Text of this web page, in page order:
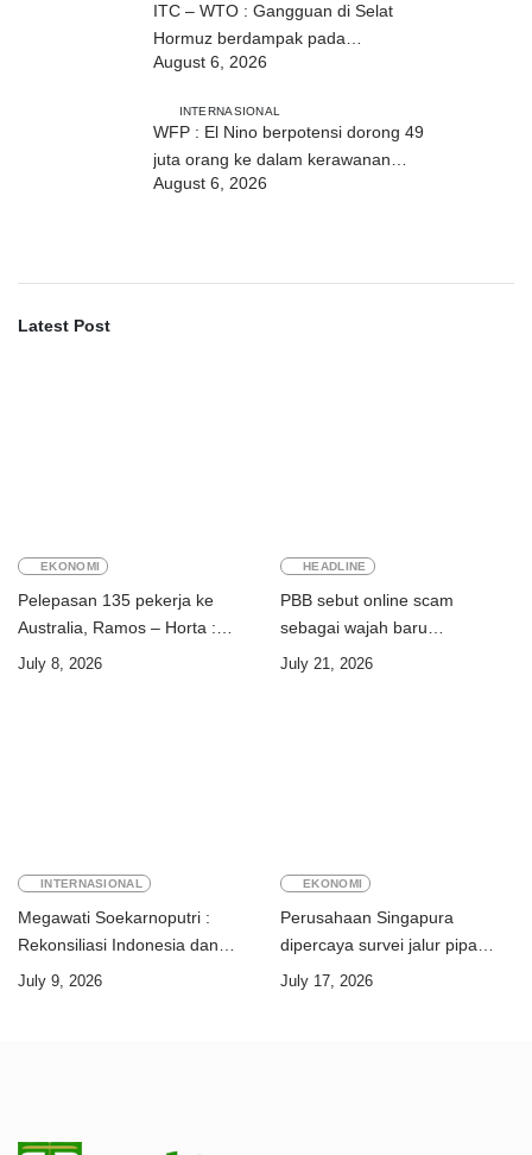
ITC – WTO : Gangguan di Selat
Hormuz berdampak pada
perdagangan energi, pupuk, dan
August 6, 2026
INTERNASIONAL
WFP : El Nino berpotensi dorong 49
juta orang ke dalam kerawanan
pangan akut
August 6, 2026
Latest Post
EKONOMI
Pelepasan 135 pekerja ke
Australia, Ramos – Horta :
“Kalian perkuat ekonomi dua
July 8, 2026
HEADLINE
PBB sebut online scam
sebagai wajah baru
July 21, 2026
INTERNASIONAL
Megawati Soekarnoputri :
Rekonsiliasi Indonesia dan
Timor-Leste jadi teladan dunia
July 9, 2026
EKONOMI
Perusahaan Singapura
dipercaya survei jalur pipa
ekspor Gas Greater Sunrise
July 17, 2026